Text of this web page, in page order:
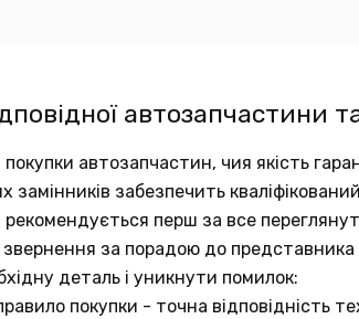
автозапчастини
автозапчастин, чия якість
замінників забезпечить
рекомендується перш за все
за порадою до
деталь і уникнути помилок:
покупки - точна відповідність